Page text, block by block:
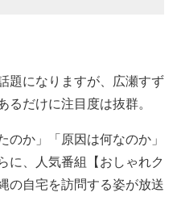
になりますが、 広瀬すず
るだけに注目度は抜群。
のか」「原因は何なのか」
に、人気番組 【おしゃれク
の自宅を訪問する姿が放送